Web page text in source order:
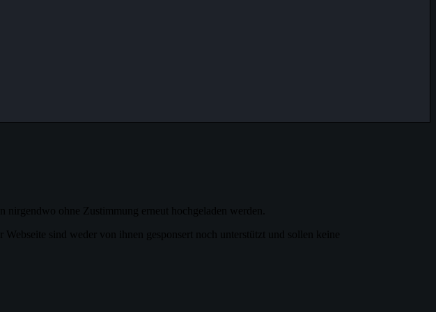
ohne Zustimmung erneut hochgeladen werden.
sind weder von ihnen gesponsert noch unterstützt und sollen keine